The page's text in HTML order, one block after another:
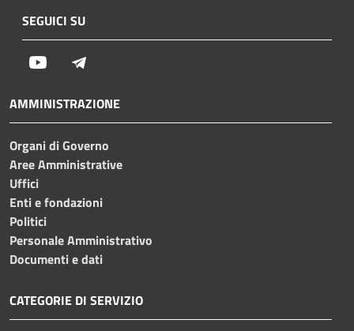
SEGUICI SU
Youtube
AMMINISTRAZIONE
Organi di Governo
Aree Amministrative
Uffici
Enti e fondazioni
Politici
Personale Amministrativo
Documenti e dati
CATEGORIE DI SERVIZIO